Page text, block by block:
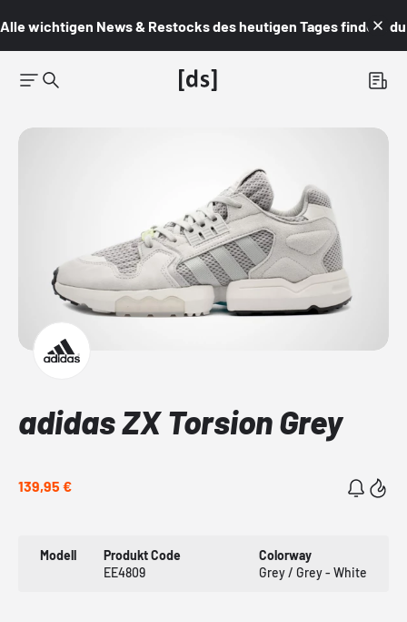
Alle wichtigen News & Restocks des heutigen Tages findest du
adidas ZX Torsion Grey
139,95 €
Modell
Produkt Code
EE4809
Colorway
Grey / Grey - White